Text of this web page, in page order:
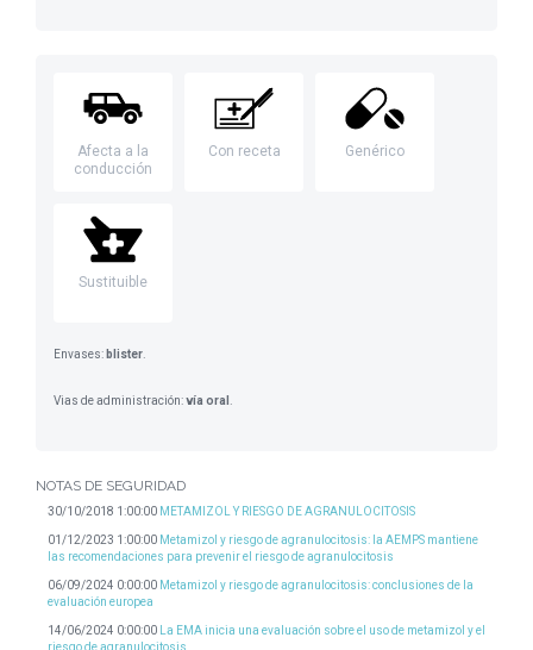
Afecta a la
conducción
Con receta Genérico
Sustituible
Envases: blister
Vias de administración:vía oral
NOTAS DE SEGURIDAD
30/10/2018 1:00:00 METAMIZOL Y RIESGO DE AGRANULOCITOSIS
01/12/2023 1:00:00 Metamizol y riesgo de agranulocitosis: la AEMPS mantiene
las recomendaciones para prevenir el riesgo de agranulocitosis
06/09/2024 0:00:00 Metamizol y riesgo de agranulocitosis: conclusiones de la
evaluación europea
14/06/2024 0:00:00
La EMA inicia una evaluación sobre el uso de metamizol y el
riesgo de agranulocitosis